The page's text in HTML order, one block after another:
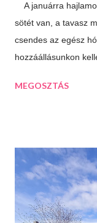
A januárra
sötét van, a tavasz
csendes az egész
hozzáállásunkon
ami jó a télben:
már nem gyakran
másért meg irány a
krémlevesek Van
egy tál tartalmas és
MEGOSZTÁS